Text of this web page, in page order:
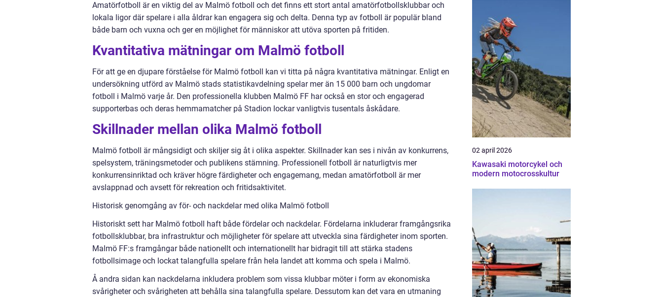
Amatörfotboll är en viktig del av Malmö fotboll och det finns ett stort antal amatörfotbollsklubbar och
lokala ligor där spelare i alla åldrar kan engagera sig och delta. Denna typ av fotboll är populär bland
både barn och vuxna och ger en möjlighet för människor att utöva sporten på fritiden.
Kvantitativa mätningar om Malmö fotboll
För att ge en djupare förståelse för Malmö fotboll kan vi titta på några kvantitativa mätningar. Enligt en
undersökning utförd av Malmö stads statistikavdelning spelar mer än 15 000 barn och ungdomar
fotboll i Malmö varje år. Den professionella klubben Malmö FF har också en stor och engagerad
supporterbas och deras hemmamatcher på Stadion lockar vanligtvis tusentals åskådare.
Skillnader mellan olika Malmö fotboll
Malmö fotboll är mångsidigt och skiljer sig åt i olika aspekter. Skillnader kan ses i nivån av konkurrens,
spelsystem, träningsmetoder och publikens stämning. Professionell fotboll är naturligtvis mer
konkurrensinriktad och kräver högre färdigheter och engagemang, medan amatörfotboll är mer
avslappnad och avsett för rekreation och fritidsaktivitet.
Historisk genomgång av för- och nackdelar med olika Malmö fotboll
Historiskt sett har Malmö fotboll haft både fördelar och nackdelar. Fördelarna inkluderar framgångsrika
fotbollsklubbar, bra infrastruktur och möjligheter för spelare att utveckla sina färdigheter inom sporten.
Malmö FF:s framgångar både nationellt och internationellt har bidragit till att stärka stadens
fotbollsimage och lockat talangfulla spelare från hela landet att komma och spela i Malmö.
Å andra sidan kan nackdelarna inkludera problem som vissa klubbar möter i form av ekonomiska
svårigheter och svårigheten att behålla sina talangfulla spelare. Dessutom kan det vara en utmaning
02 april 2026
Kawasaki motorcykel och
modern motocrosskultur